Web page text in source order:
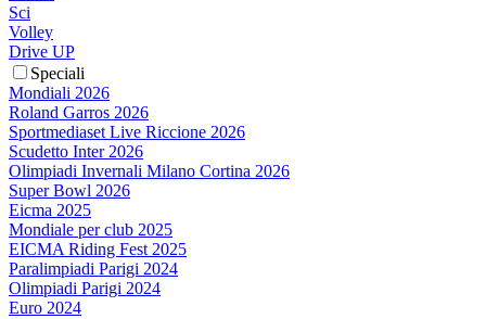
Sci
Volley
Drive UP
Speciali
Mondiali 2026
Roland Garros 2026
Sportmediaset Live Riccione 2026
Scudetto Inter 2026
Olimpiadi Invernali Milano Cortina 2026
Super Bowl 2026
Eicma 2025
Mondiale per club 2025
EICMA Riding Fest 2025
Paralimpiadi Parigi 2024
Olimpiadi Parigi 2024
Euro 2024